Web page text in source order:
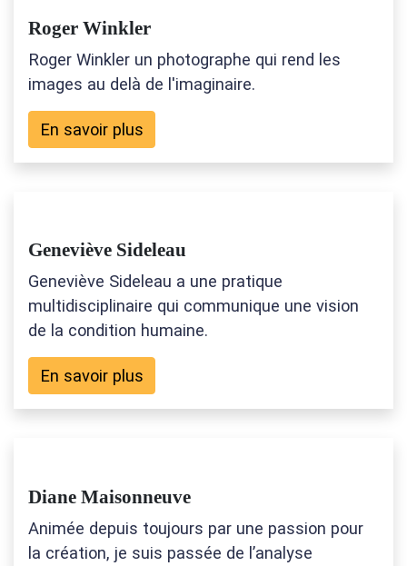
Roger Winkler
Roger Winkler un photographe qui rend les
images au delà de l'imaginaire.
En savoir plus
Geneviève Sideleau
Geneviève Sideleau a une pratique
multidisciplinaire qui communique une vision
de la condition humaine.
En savoir plus
Diane Maisonneuve
Animée depuis toujours par une passion pour
la création, je suis passée de l’analyse